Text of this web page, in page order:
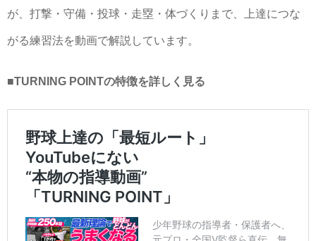
が、打撃・守備・投球・走塁・体づくりまで、上達につな
がる練習法を動画で解説しています。
■TURNING POINTの特徴を詳しく見る